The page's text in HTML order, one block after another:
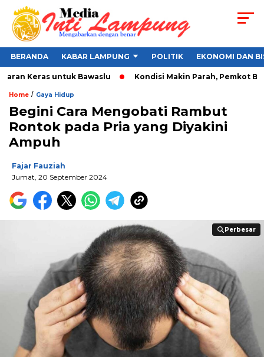
BERANDA KABAR LAMPUNG POLITIK EKONOMI DAN
Keras untuk Bawaslu Kondisi Makin Parah, Pemkot
Home / Gaya Hidup
Begini Cara Mengobati Rambut
Rontok pada Pria yang Diyakini
Ampuh
Fajar Fauziah
Jumat, 20 September 2024
Perbesar
Perbesar